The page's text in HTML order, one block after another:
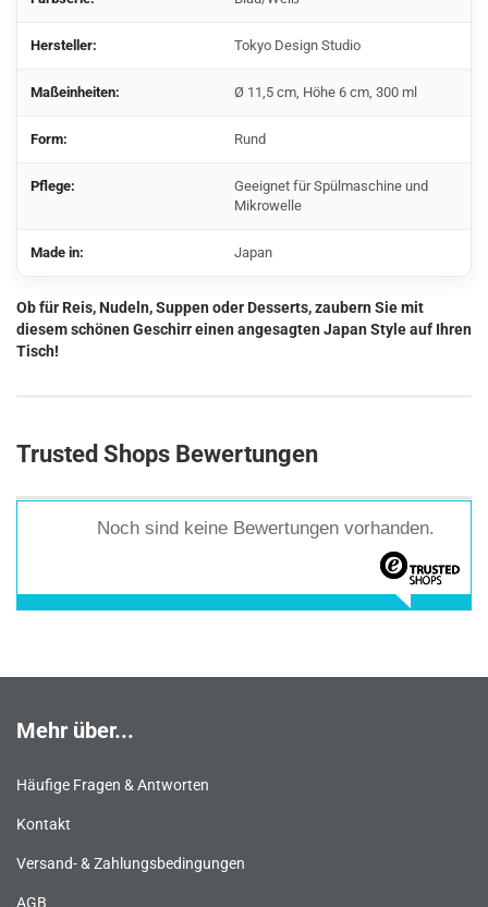
Hersteller: Tokyo Design Studio
Maßeinheiten: Ø 11,5 cm, Höhe 6 cm, 300 ml
Form: Rund
Pflege:
Geeignet für Spülmaschine und
Mikrowelle
Made in: Japan
Ob für Reis, Nudeln, Suppen oder Desserts, zaubern Sie mit
diesem schönen Geschirr einen angesagten Japan Style auf Ihren
Tisch!
Trusted Shops Bewertungen
Noch sind keine Bewertungen vorhanden.
Mehr über...
Häufige Fragen & Antworten
Kontakt
Versand- & Zahlungsbedingungen
AGB